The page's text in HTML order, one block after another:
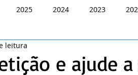
2025 2024 2023
e ajude
leitura